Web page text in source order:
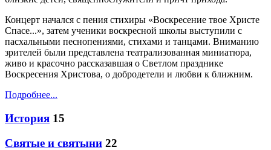
Концерт начался с пения стихиры «Воскресение твое Христе
Спасе...», затем ученики воскресной школы выступили с
пасхальными песнопениями, стихами и танцами. Вниманию
зрителей были представлена театрализованная миниатюра,
живо и красочно рассказавшая о Светлом празднике
Воскресения Христова, о добродетели и любви к ближним.
Подробнее...
История 15
Святые и святыни 22